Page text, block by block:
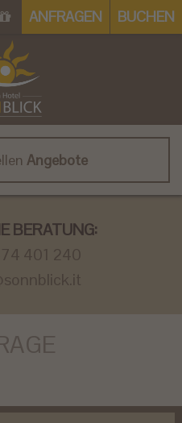
Angebote
ANFRAGEN BUCHEN
BERATUNG:
401 240